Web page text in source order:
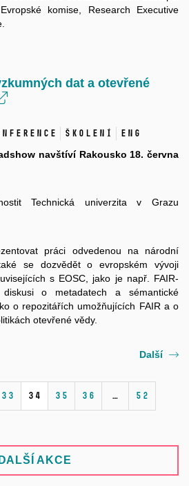
komise, Research Executive
dat a otevřené
Školení ENG
navštíví Rakousko 18. června
Technická univerzita v Grazu
práci odvedenou na národní
se dozvědět o evropském vývoji
s EOSC, jako je např. FAIR-
o metadatech a sémantické
o repozitářích umožňujících FAIR a o
otevřené vědy.
33 34 35 36 … 52
Další
DALŠÍ AKCE